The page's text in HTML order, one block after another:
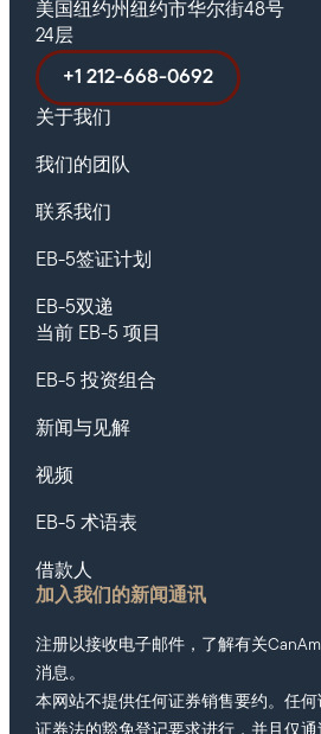
美国纽约州纽约市华尔街48号
24层
+1 212-668-0692
关于我们
我们的团队
联系我们
EB-5签证计划
EB-5双递
当前 EB-5 项目
EB-5 投资组合
新闻与见解
视频
EB-5 术语表
借款人
加入我们的新闻通讯
注册以接收电子邮件，了解有关
消息。
本网站不提供任何证券销售要约。任